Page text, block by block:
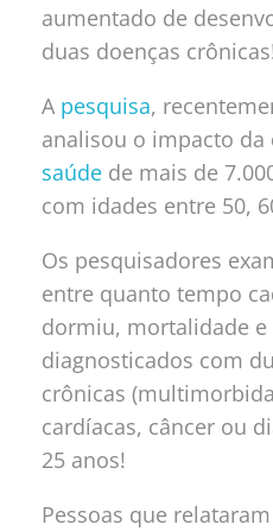
aumentado de
duas doenças
A pesquisa,
analisou o impacto da
saúde de mais de
com idades entre 50,
Os pesquisadores
entre quanto tempo
dormiu, mortalidade e
diagnosticados com
crônicas
cardíacas, câncer ou
25 anos!
Pessoas que